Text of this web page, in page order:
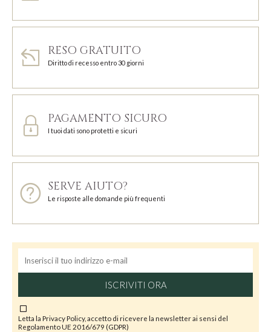
RESO GRATUITO
Diritto di recesso entro 30 giorni
PAGAMENTO SICURO
I tuoi dati sono protetti e sicuri
SERVE AIUTO?
Le risposte alle domande più frequenti
ISCRIVITI ORA
Letta la Privacy Policy, accetto di ricevere la newsletter ai sensi del
Regolamento UE 2016/679 (GDPR)